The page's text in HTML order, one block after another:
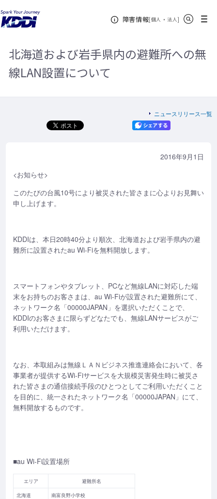
障害情報[個人 ・ 法人新規ウィンドウ
]
メニュー
KDDIホーム
道および岩手県内の避難所への無線LAN設置について
北海道および岩手県内の避難所への無
線LAN設置について
ニュースリリース一覧
2016年9月1日
<お知らせ>
このたびの台風10号により被災された皆さまに心よりお見舞い
申し上げます。
KDDIは、本日20時40分より順次、北海道および岩手県内の避
難所に設置されたau Wi-Fiを無料開放します。
スマートフォンやタブレット、PCなど無線LANに対応した端
末をお持ちのお客さまは、au Wi-Fiが設置された避難所にて、
ネットワーク名「00000JAPAN」を選択いただくことで、
KDDIのお客さまに限らずどなたでも、無線LANサービスがご
利用いただけます。
なお、本取組みは無線ＬＡＮビジネス推進連絡会において、各
事業者が提供するWi-Fiサービスを大規模災害発生時に被災さ
れた皆さまの通信接続手段のひとつとしてご利用いただくこと
を目的に、統一されたネットワーク名「00000JAPAN」にて、
無料開放するものです。
■au Wi-Fi設置場所
エリア 避難所名
北海道 南富良野小学校